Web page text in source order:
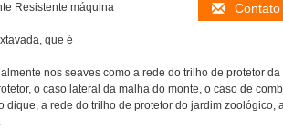
Contato
Resistente máquina
que é
nos seaves como a rede do trilho de protetor da
o caso lateral da malha do monte, o caso de
a rede do trilho de protetor do jardim zoológico,